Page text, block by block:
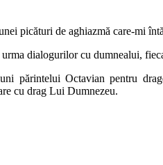
picături de aghiazmă care-mi
dialogurilor cu dumnealui,
părintelui Octavian pentru
cu drag Lui Dumnezeu.